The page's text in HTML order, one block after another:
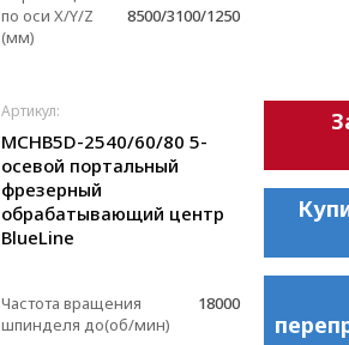
по оси X/Y/Z
(мм)
8500/3100/1250
Артикул:
MCHB5D-2540/60/80 5-
осевой портальный
фрезерный
обрабатывающий центр
BlueLinе
Частота вращения
шпинделя до(об/мин)
18000